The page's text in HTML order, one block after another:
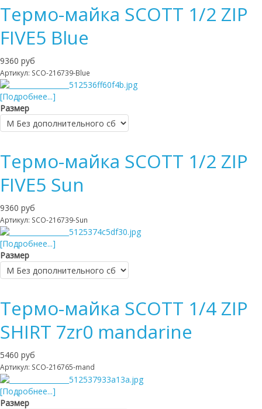
Термо-майка SCOTT 1/2 ZIP
FIVE5 Blue
9360 руб
Артикул: SCO-216739-Blue
[Подробнее...]
Размер
Термо-майка SCOTT 1/2 ZIP
FIVE5 Sun
9360 руб
Артикул: SCO-216739-Sun
[Подробнее...]
Размер
Термо-майка SCOTT 1/4 ZIP
SHIRT 7zr0 mandarine
5460 руб
Артикул: SCO-216765-mand
[Подробнее...]
Размер